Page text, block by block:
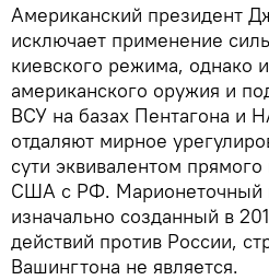
Американский президент
исключает применение
киевского режима, однако
американского оружия и
ВСУ на базах Пентагона и
отдаляют мирное
сути эквивалентом
США с РФ. Марионеточный
изначально созданный в
действий против России,
Вашингтона не является.